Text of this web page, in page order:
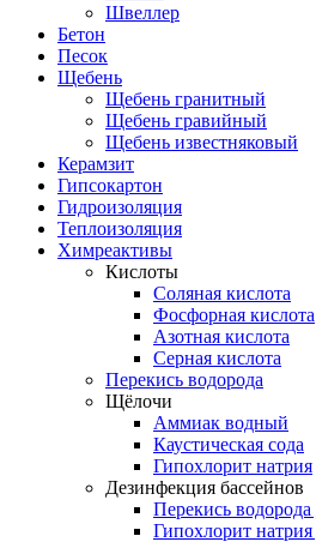
Швеллер
Бетон
Песок
Щебень
Щебень гранитный
Щебень гравийный
Щебень известняковый
Керамзит
Гипсокартон
Гидроизоляция
Теплоизоляция
Химреактивы
Кислоты
Соляная кислота
Фосфорная кислота
Азотная кислота
Серная кислота
Перекись водорода
Щёлочи
Аммиак водный
Каустическая сода
Гипохлорит натрия
Дезинфекция бассейнов
Перекись водорода
Гипохлорит натрия